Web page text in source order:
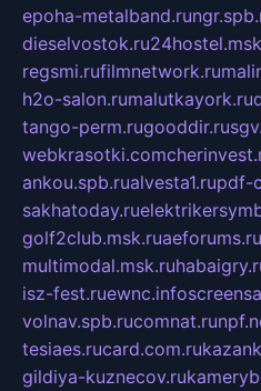
epoha-metalband.ru
dieselvostok.ru
regsmi.rufilmnetwork.ru
h2o-salon.rumalutkayork.ru
tango-perm.rugooddir.ru
webkrasotki.com
ankou.spb.rualvesta1.rupdf-
sakhatoday.ru
golf2club.msk.ruaeforums.ru
multimodal.msk.ru
isz-fest.ruewnc.info
volnav.spb.rucomnat.ru
tesiaes.rucard.com.ru
gildiya-kuznecov.ru